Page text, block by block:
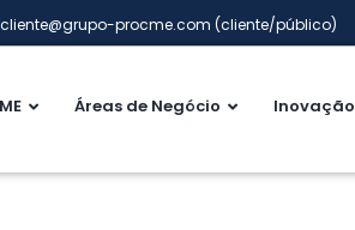
procme.com (cliente/público)
Áreas de Negócio Inovação